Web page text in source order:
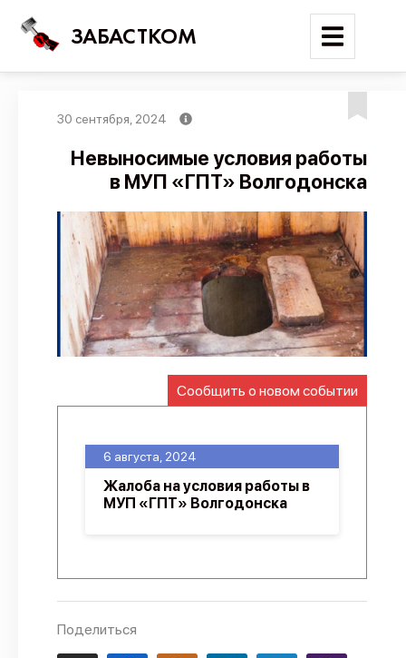
ЗАБАСТКОМ
Поиск
Новости
Карта событий
Трудовые конфликты
Отчеты
Предложить публикацию
API
Политика конфиденциальности
30 сентября, 2024
Невыносимые условия работы
в МУП «ГПТ» Волгодонска
Сообщить о новом событии
6 августа, 2024
Жалоба на условия работы в
МУП «ГПТ» Волгодонска
Поделиться